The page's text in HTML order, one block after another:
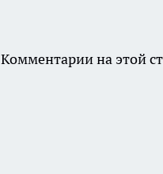
Комментарии на этой